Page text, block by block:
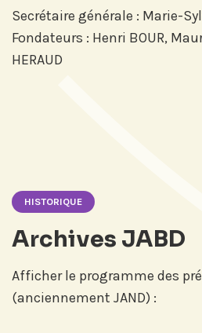
Secrétaire générale : Marie-
Fondateurs : Henri BOUR,
HERAUD
HISTORIQUE
Archives JABD
Afficher le programme des
(anciennement JAND) :